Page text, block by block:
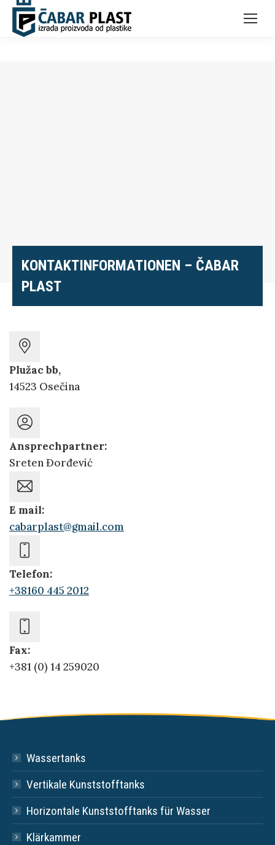
KONTAKTINFORMATIONEN – ČABAR
PLAST
Plužac bb,
14523 Osečina
Ansprechpartner:
Sreten Đorđević
E mail:
cabarplast@gmail.com
Telefon:
+38160 445 2012
Fax:
+381 (0) 14 259020
Wassertanks
Vertikale Kunststofftanks
Horizontale Kunststofftanks für Wasser
Klärkammer